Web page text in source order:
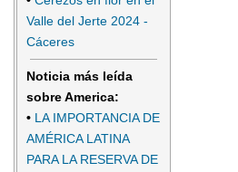
Valle del Jerte 2024 -
Cáceres
Noticia más leída
sobre America:
• LA IMPORTANCIA DE
AMÉRICA LATINA
PARA LA RESERVA DE